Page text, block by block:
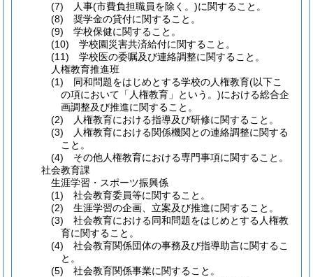
(7) 人事(市費負担職員を除く。)に関すること。
(8) 奨学金の貸付に関すること。
(9) 学校保健に関すること。
(10) 学校園災害共済給付に関すること。
(11) 学校医の委嘱及び連絡調整に関すること。
人権教育推進班
(1) 同和問題をはじめとする学校の人権教育(以下こ
の項において「人権教育」という。)における総合企
画調整及び推進に関すること。
(2) 人権教育における指導及び研修に関すること。
(3) 人権教育における関係機関との連絡調整に関する
こと。
(4) その他人権教育における専門事項に関すること。
社会教育課
生涯学習・スポーツ振興係
(1) 社会教育委員等に関すること。
(2) 生涯学習の企画、立案及び推進に関すること。
(3) 社会教育における同和問題をはじめとする人権教
育に関すること。
(4) 社会教育関係団体の事務及び指導助言に関するこ
と。
(5) 社会教育関係事業に関すること。